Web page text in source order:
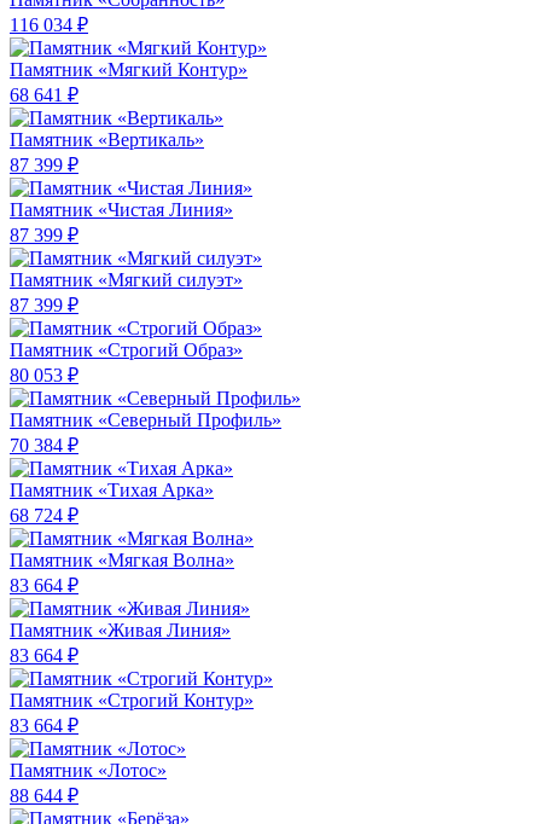
116 034 ₽
Памятник «Мягкий Контур»
68 641 ₽
Памятник «Вертикаль»
87 399 ₽
Памятник «Чистая Линия»
87 399 ₽
Памятник «Мягкий силуэт»
87 399 ₽
Памятник «Строгий Образ»
80 053 ₽
Памятник «Северный Профиль»
70 384 ₽
Памятник «Тихая Арка»
68 724 ₽
Памятник «Мягкая Волна»
83 664 ₽
Памятник «Живая Линия»
83 664 ₽
Памятник «Строгий Контур»
83 664 ₽
Памятник «Лотос»
88 644 ₽